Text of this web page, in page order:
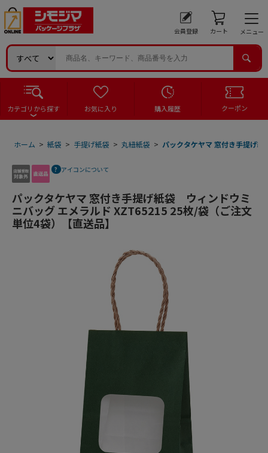
会員登録 カート メニュー
カテゴリから探す お気に入り 購入履歴 クーポン
ホーム > 紙袋 > 手提げ紙袋 > 丸紐紙袋 > パックタケヤマ 窓付き手提げ
アイコンについて
パックタケヤマ 窓付き手提げ紙袋 ウィンドウミ
ニバッグ エメラルド XZT65215 25枚/袋（ご注文
単位4袋）【直送品】